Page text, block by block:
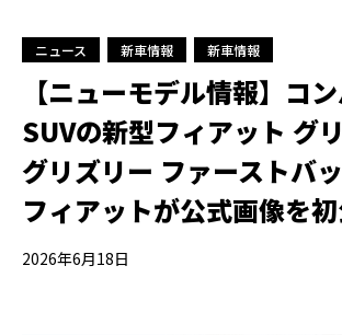
ニュース 新車情報 新車情報
【ニューモデル情報】コ
SUVの新型フィアット グ
グリズリー ファーストバ
フィアットが公式画像を初
2026年6月18日